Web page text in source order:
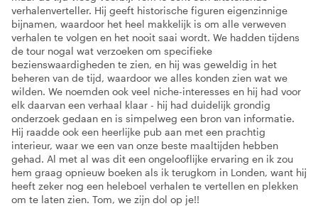
verhalenverteller. Hij geeft historische figuren eigenzinnige
bijnamen, waardoor het heel makkelijk is om alle verweven
verhalen te volgen en het nooit saai wordt. We hadden tijdens
de tour nogal wat verzoeken om specifieke
bezienswaardigheden te zien, en hij was geweldig in het
beheren van de tijd, waardoor we alles konden zien wat we
wilden. We noemden ook veel niche-interesses en hij had voor
elk daarvan een verhaal klaar - hij had duidelijk grondig
onderzoek gedaan en is simpelweg een bron van informatie.
Hij raadde ook een heerlijke pub aan met een prachtig
interieur, waar we een van onze beste maaltijden hebben
gehad. Al met al was dit een ongelooflijke ervaring en ik zou
hem graag opnieuw boeken als ik terugkom in Londen, want hij
heeft zeker nog een heleboel verhalen te vertellen en plekken
om te laten zien. Tom, we zijn dol op je!!